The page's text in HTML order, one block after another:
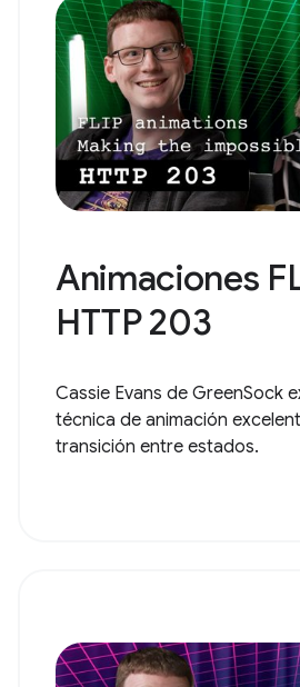
Animaciones
HTTP 203
Cassie Evans de GreenSock
técnica de animación
transición entre estados.